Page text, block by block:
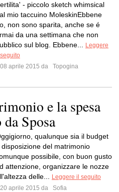
- piccolo sketch whimsical
mio taccuino MoleskinEbbene
non sono sparita, anche se é
da una settimana che non
sul blog. Ebbene...
Leggere
08 aprile 2015 da
Topogina
e la spesa
Sposa
qualunque sia il budget
disposizione del matrimonio
possibile, con buon gusto
attenzione, organizzare le nozze
delle...
Leggere il seguito
20 aprile 2015 da
Sofia